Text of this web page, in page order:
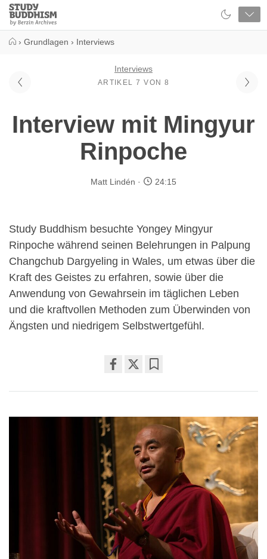
Close
Study
Buddhism
› Grundlagen › Interviews
Interviews
ARTIKEL 7 VON 8
Interview mit Mingyur
Rinpoche
Matt Lindén 24:15
Study Buddhism besuchte Yongey Mingyur
Rinpoche während seinen Belehrungen in Palpung
Changchub Dargyeling in Wales, um etwas über die
Kraft des Geistes zu erfahren, sowie über die
Anwendung von Gewahrsein im täglichen Leben
und die kraftvollen Methoden zum Überwinden von
Ängsten und niedrigem Selbstwertgefühl.
on